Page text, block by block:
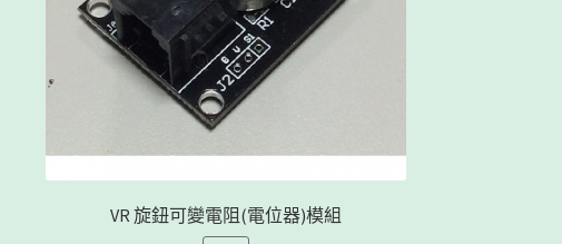
VR 旋鈕可變電阻(電位器)模組